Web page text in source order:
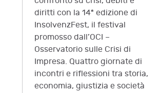
diritti con la 14ª edizione di
InsolvenzFest, il festival
promosso dall’OCI –
Osservatorio sulle Crisi di
Impresa. Quattro giornate di
incontri e riflessioni tra storia,
economia, giustizia e società